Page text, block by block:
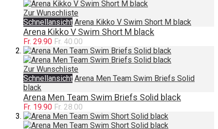
Zur Wunschliste
Schnellansicht Arena Kikko V Swim Short M black
Arena Kikko V Swim Short M black
Fr. 29.90 Fr. 40.00
Zur Wunschliste
Schnellansicht Arena Men Team Swim Briefs Solid
black
Arena Men Team Swim Briefs Solid black
Fr. 19.90 Fr. 28.00